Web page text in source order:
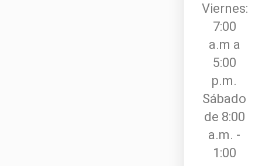
Viernes:
7:00
a.m a
5:00
p.m.
Sábado
de 8:00
a.m. -
1:00